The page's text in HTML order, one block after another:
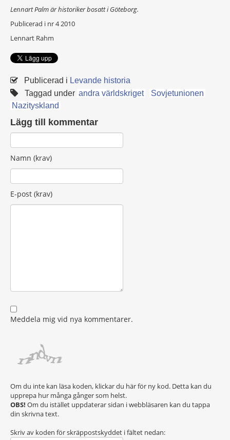
Lennart Palm är historiker bosatt i Göteborg.
Publicerad i nr 4 2010
Lennart Rahm
Publicerad i Levande historia
Taggad under andra världskriget
Sovjetunionen
Nazityskland
Lägg till kommentar
Namn (krav)
E-post (krav)
Meddela mig vid nya kommentarer.
Om du inte kan läsa koden, klickar du här för ny kod. Detta kan du
upprepa hur många gånger som helst.
OBS! Om du istället uppdaterar sidan i webbläsaren kan du tappa
din skrivna text.
Skriv av koden för skräppostskyddet i fältet nedan: